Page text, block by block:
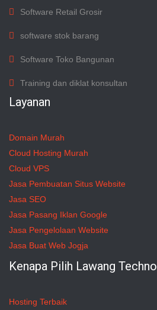
Software Retail Grosir
software stok barang
Software Toko Bangunan
Training dan diklat konsultan
Layanan
Domain Murah
Cloud Hosting Murah
Cloud VPS
Jasa Pembuatan Situs Website
Jasa SEO
Jasa Pasang Iklan Google
Jasa Pengelolaan Website
Jasa Buat Web Jogja
Kenapa Pilih Lawang Techno
Hosting Terbaik